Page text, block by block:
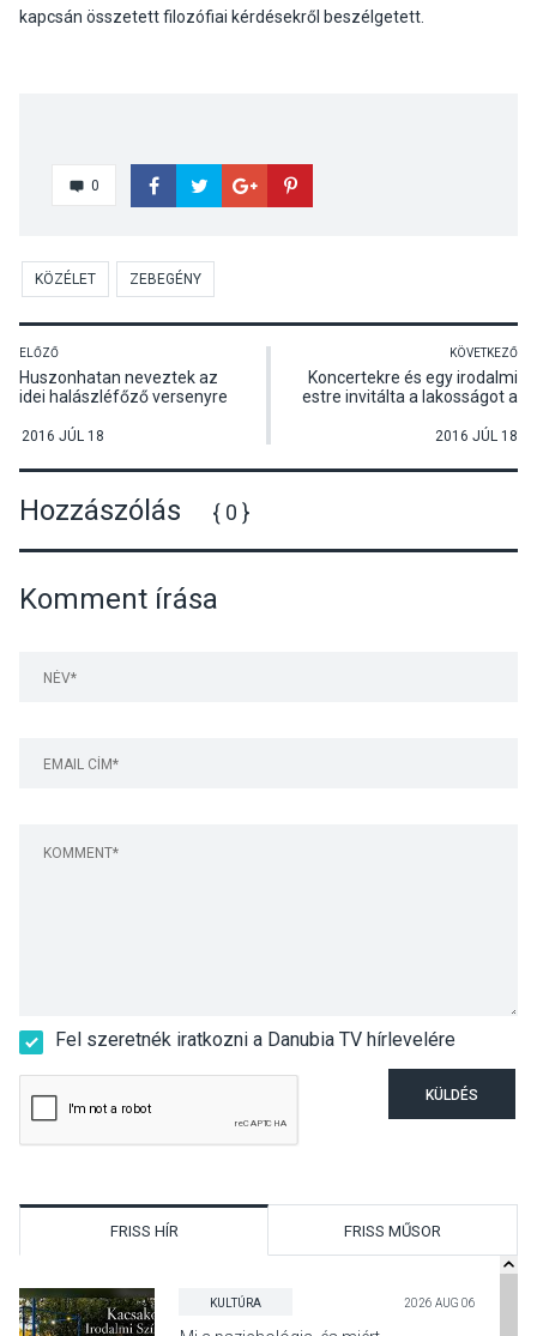
kapcsán összetett filozófiai kérdésekről beszélgetett.
0
KÖZÉLET ZEBEGÉNY
ELŐZŐ
Huszonhatan neveztek az
idei halászléfőző versenyre
2016 JÚL 18
KÖVETKEZŐ
Koncertekre és egy irodalmi
estre invitálta a lakosságot a
Egyesület júliusban
2016 JÚL 18
Hozzászólás { 0 }
Komment írása
Fel szeretnék iratkozni a Danubia TV hírlevelére
KÜLDÉS
FRISS HÍR FRISS MŰSOR
KULTÚRA 2026 AUG 06